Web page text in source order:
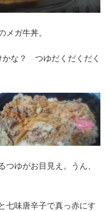
メガ牛丼。
な？ つゆだくだくだく
つゆがお目見え。うん、
七味唐辛子で真っ赤にす